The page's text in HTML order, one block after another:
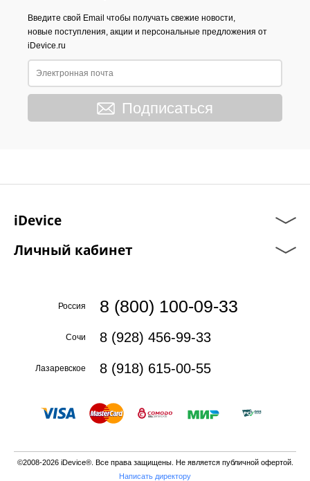
Введите свой Email чтобы получать свежие новости,
новые поступления, акции и персональные предложения от
iDevice.ru
Подписаться
iDevice
Личный кабинет
Россия 8 (800) 100-09-33
Сочи 8 (928) 456-99-33
Лазаревское 8 (918) 615-00-55
©2008-2026 iDevice®. Все права защищены. Не является публичной офертой.
Написать директору